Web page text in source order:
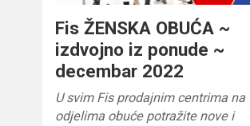
Fis ŽENSKA OBUĆA ~
izdvojno iz ponude ~
decembar 2022
U svim Fis prodajnim centrima na
odjelima obuće potražite nove i